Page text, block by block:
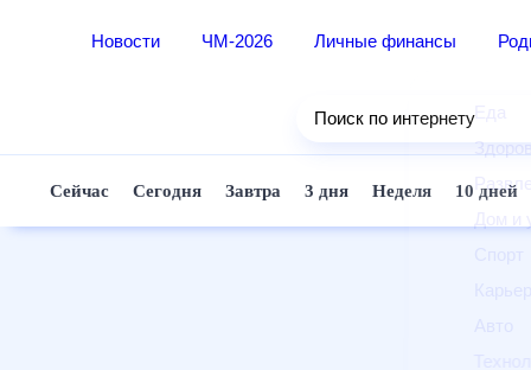
Новости ЧМ-2026 Личные финансы
Поиск по интернету
Сейчас Сегодня Завтра 3 дня Неделя 10